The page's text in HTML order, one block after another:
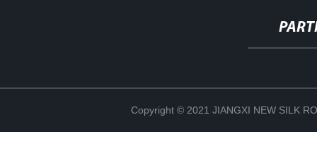
Copyright © 2021 JIANGXI NEW SILK